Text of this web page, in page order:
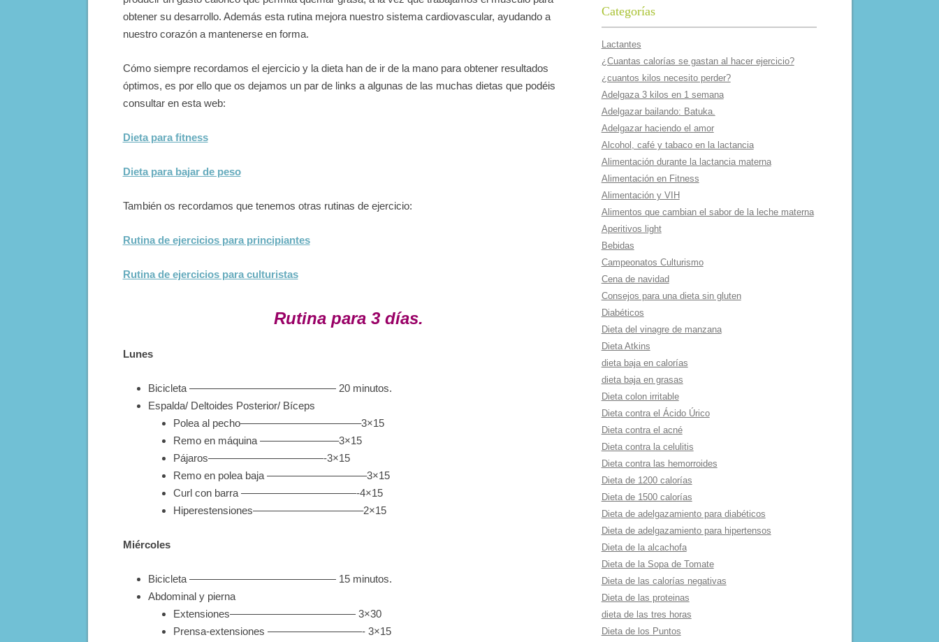
obtener su desarrollo. Además esta rutina mejora nuestro sistema cardiovascular, ayudando a
nuestro corazón a mantenerse en forma.
Cómo siempre recordamos el ejercicio y la dieta han de ir de la mano para obtener resultados
óptimos, es por ello que os dejamos un par de links a algunas de las muchas dietas que podéis
consultar en esta web:
Dieta para fitness
Dieta para bajar de peso
También os recordamos que tenemos otras rutinas de ejercicio:
Rutina de ejercicios para principiantes
Rutina de ejercicios para culturistas
Rutina para 3 días.
Lunes
Bicicleta —————————————— 20 minutos.
Espalda/ Deltoides Posterior/ Bíceps
Polea al pecho———————————–3×15
Remo en máquina ———————–3×15
Pájaros———————————-3×15
Remo en polea baja —————————–3×15
Curl con barra ———————————-4×15
Hiperestensiones——————————–2×15
Miércoles
Bicicleta —————————————— 15 minutos.
Abdominal y pierna
Extensiones———————————— 3×30
Prensa-extensiones —————————- 3×15
Categorías
Lactantes
¿Cuantas calorí­as se gastan al hacer ejercicio?
¿cuantos kilos necesito perder?
Adelgaza 3 kilos en 1 semana
Adelgazar bailando: Batuka.
Adelgazar haciendo el amor
Alcohol, café y tabaco en la lactancia
Alimentación durante la lactancia materna
Alimentación en Fitness
Alimentación y VIH
Alimentos que cambian el sabor de la leche materna
Aperitivos light
Bebidas
Campeonatos Culturismo
Cena de navidad
Consejos para una dieta sin gluten
Diabéticos
Dieta del vinagre de manzana
Dieta Atkins
dieta baja en calorí­as
dieta baja en grasas
Dieta colon irritable
Dieta contra el Ácido Úrico
Dieta contra el acné
Dieta contra la celulitis
Dieta contra las hemorroides
Dieta de 1200 calorí­as
Dieta de 1500 calorí­as
Dieta de adelgazamiento para diabéticos
Dieta de adelgazamiento para hipertensos
Dieta de la alcachofa
Dieta de la Sopa de Tomate
Dieta de las calorí­as negativas
Dieta de las proteinas
dieta de las tres horas
Dieta de los Puntos